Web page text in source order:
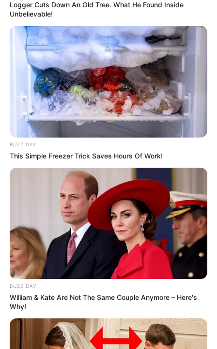
Logger Cuts Down An Old Tree. What He Found Inside
Unbelievable!
BUZZ DAY
This Simple Freezer Trick Saves Hours Of Work!
BUZZ DAY
William & Kate Are Not The Same Couple Anymore – Here's
Why!